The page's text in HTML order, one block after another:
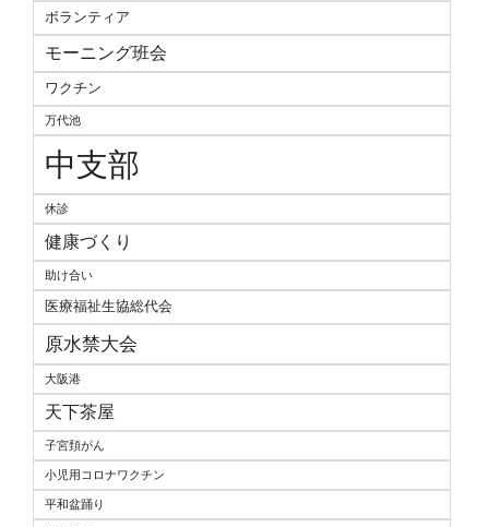
ボランティア
モーニング班会
ワクチン
万代池
中支部
休診
健康づくり
助け合い
医療福祉生協総代会
原水禁大会
大阪港
天下茶屋
子宮頚がん
小児用コロナワクチン
平和盆踊り